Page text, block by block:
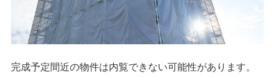
完成予定間近の物件は内覧できない可能性があります。